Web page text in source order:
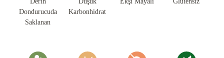
Dondurucuda
Saklanan
Karbonhidrat